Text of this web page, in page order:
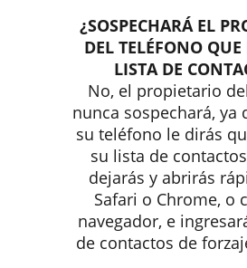
¿SOSPECHARÁ EL
DEL TELÉFONO QUE
LISTA DE
No, el propietario
nunca sospechará, ya
su teléfono le dirás
su lista de
dejarás y abrirás
Safari o Chrome, o
navegador, e
de contactos de